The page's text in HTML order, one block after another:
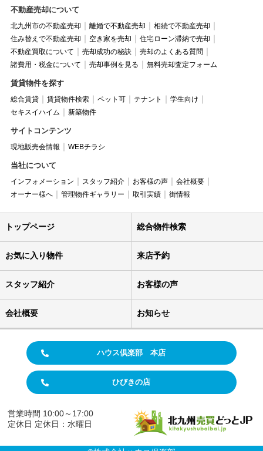
不動産売却について
北九州市の不動産売却 離婚で不動産売却
相続で不動産売却
住み替えで不動産売却
空き家を売却
住宅ローン滞納で売却
不動産買取について
売却成功の秘訣
売却のよくある質問
諸費用・税金について
売却事例を見る 無料売却査定フォーム
賃貸物件を探す
総合賃貸 賃貸物件検索 ペット可 テナント
学生向け
セキスイハイム
新築物件
サイトコンテンツ
現地販売会情報 WEBチラシ
当社について
インフォメーション スタッフ紹介 お客様の声
会社概要
オーナー様へ
管理物件ギャラリー 取引実績 街情報
トップページ 総合物件検索
お気に入り物件 来店予約
スタッフ紹介 お客様の声
会社概要 お知らせ
ハウス倶楽部 本店
ひびきの店
営業時間 10:00～17:00
定休日 定休日：水曜日